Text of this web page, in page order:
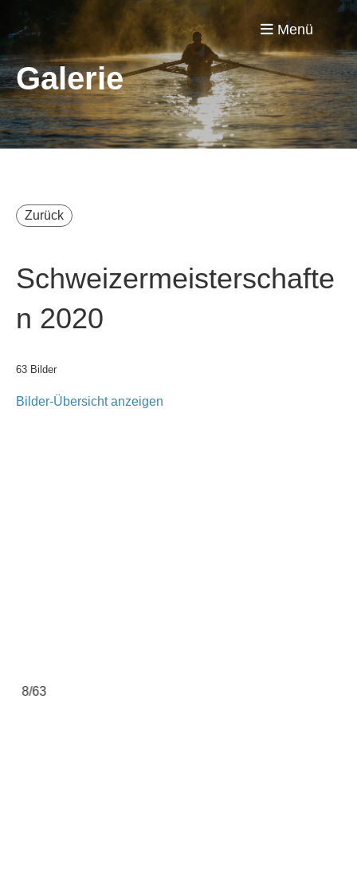
Menü
Galerie
Zurück
Schweizermeisterschafte
n 2020
63 Bilder
Bilder-Übersicht anzeigen
8/63